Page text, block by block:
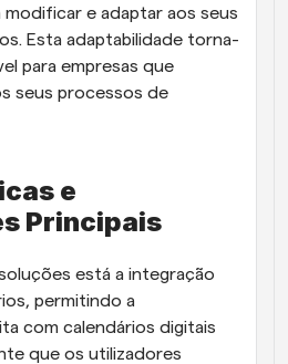
modificar e adaptar aos seus
Esta adaptabilidade torna-
para empresas que
seus processos de
e
Principais
está a integração
permitindo a
com calendários digitais
que os utilizadores